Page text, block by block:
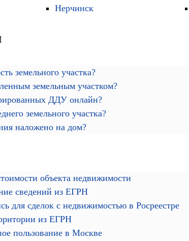
Нерчинск
земельного участка?
земельным участком?
ДДУ онлайн?
земельного участка?
наложено на дом?
объекта недвижимости
сведений из ЕГРН
для сделок с недвижимостью в Росреестре
из ЕГРН
пользование в Москве